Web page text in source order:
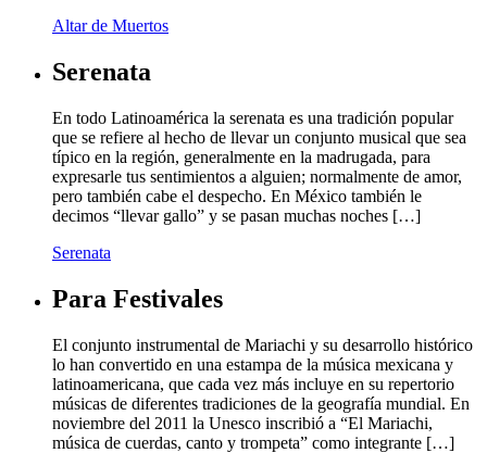
Altar de Muertos
Serenata
En todo Latinoamérica la serenata es una tradición popular
que se refiere al hecho de llevar un conjunto musical que sea
típico en la región, generalmente en la madrugada, para
expresarle tus sentimientos a alguien; normalmente de amor,
pero también cabe el despecho. En México también le
decimos “llevar gallo” y se pasan muchas noches […]
Serenata
Para Festivales
El conjunto instrumental de Mariachi y su desarrollo histórico
lo han convertido en una estampa de la música mexicana y
latinoamericana, que cada vez más incluye en su repertorio
músicas de diferentes tradiciones de la geografía mundial. En
noviembre del 2011 la Unesco inscribió a “El Mariachi,
música de cuerdas, canto y trompeta” como integrante […]